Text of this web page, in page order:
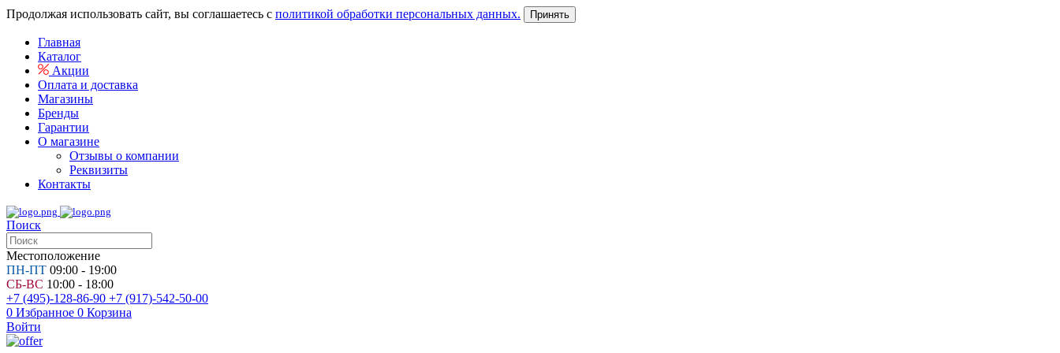
Продолжая использовать сайт, вы соглашаетесь с политикой обработки персональных данных. Принять
Главная
Каталог
Акции
Оплата и доставка
Магазины
Бренды
Гарантии
О магазине
Отзывы о компании
Реквизиты
Контакты
Поиск
Местоположение
ПН-ПТ 09:00 - 19:00
СБ-ВС 10:00 - 18:00
+7 (495)-128-86-90 +7 (917)-542-50-00
0 Избранное 0 Корзина
Войти